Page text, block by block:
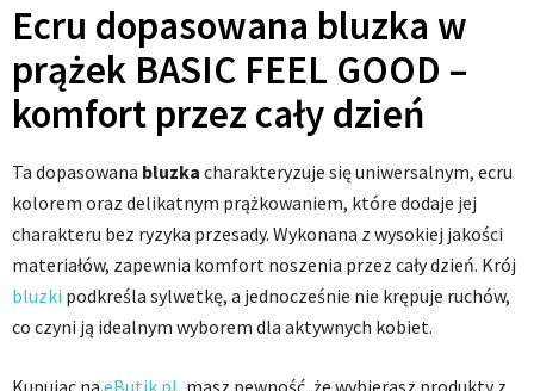
Ecru dopasowana bluzka w
prążek BASIC FEEL GOOD –
komfort przez cały dzień
Ta dopasowana bluzka charakteryzuje się uniwersalnym, ecru
kolorem oraz delikatnym prążkowaniem, które dodaje jej
charakteru bez ryzyka przesady. Wykonana z wysokiej jakości
materiałów, zapewnia komfort noszenia przez cały dzień. Krój
bluzki podkreśla sylwetkę, a jednocześnie nie krępuje ruchów,
co czyni ją idealnym wyborem dla aktywnych kobiet.